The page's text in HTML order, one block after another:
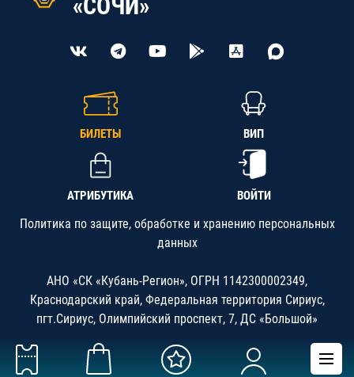
«СОЧИ»
БИЛЕТЫ ВИП
АТРИБУТИКА ВОЙТИ
Политика по защите, обработке и хранению персональных
данных
АНО «СК «Кубань-Регион», ОГРН 1142300002349,
Краснодарский край, Федеральная территория Сириус,
пгт.Сириус, Олимпийский проспект, 7, ДС «Большой»